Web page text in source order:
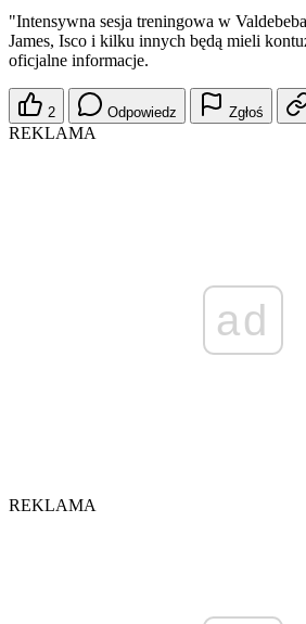
"Intensywna sesja treningowa w
James, Isco i kilku innych będą mieli
oficjalne informacje.
2 Odpowiedz Zgłoś
REKLAMA
ad
REKLAMA